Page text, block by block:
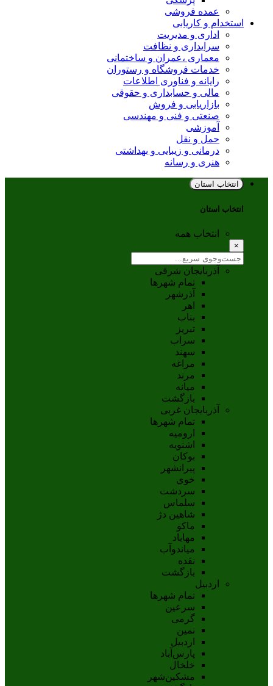
عمده فروشی
استخدام و کاریابی
اداری و مدیریت
سرایداری و نظافت
معماری ،عمران و ساختمانی
خدمات فروشگاه و رستوران
رایانه و فناوری اطلاعات
مالی و حسابداری و حقوقی
بازاریابی و فروش
صنعتی و فنی و مهندسی
آموزشی
حمل و نقل
درمانی و زیبایی و بهداشتی
هنری و رسانه
انتخاب استان
انتخاب استان
انتخاب همه
×
آذربایجان شرقی
تمام شهر‌ها
آذرشهر
اهر
بناب
تبريز
سراب
سهند
مراغه
مرند
ميانه
بازگشت
آذربایجان غربی
تمام شهر‌ها
اروميه
اشنويه
بوکان
پيرانشهر
خوي
سردشت
سلماس
شاهين دژ
ماکو
مهاباد
مياندوآب
نقده
بازگشت
اردبیل
تمام شهر‌ها
سرعین
گرمی
نمین
اردبيل
پارس‌آباد
خلخال
مشکين‌شهر